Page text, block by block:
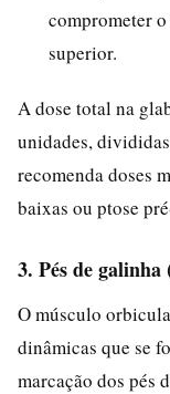
comprometer
superior.
A dose total na
unidades,
recomenda doses
baixas ou ptose
3. Pés de
O músculo
dinâmicas que se
marcação dos pés